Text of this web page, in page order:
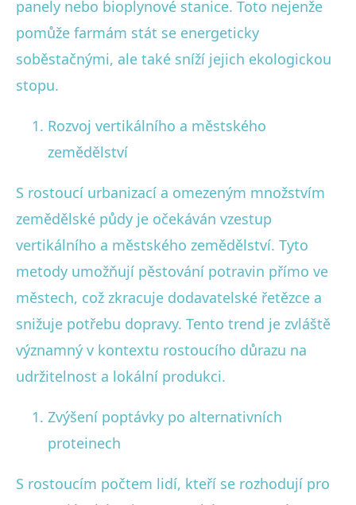
panely nebo bioplynové stanice. Toto nejenže
pomůže farmám stát se energeticky
soběstačnými, ale také sníží jejich ekologickou
stopu.
Rozvoj vertikálního a městského
zemědělství
S rostoucí urbanizací a omezeným množstvím
zemědělské půdy je očekáván vzestup
vertikálního a městského zemědělství. Tyto
metody umožňují pěstování potravin přímo ve
městech, což zkracuje dodavatelské řetězce a
snižuje potřebu dopravy. Tento trend je zvláště
významný v kontextu rostoucího důrazu na
udržitelnost a lokální produkci.
Zvýšení poptávky po alternativních
proteinech
S rostoucím počtem lidí, kteří se rozhodují pro